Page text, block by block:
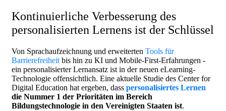
Kontinuierliche Verbesserung des
personalisierten Lernens ist der Schlüssel
Von Sprachaufzeichnung und erweiterten Tools für
Barrierefreiheit bis hin zu KI und Mobile-First-Erfahrungen -
ein personalisierter Lernansatz ist in der neuen eLearning-
Technologie offensichtlich. Eine aktuelle Studie des Center for
Digital Education hat ergeben, dass personalisiertes Lernen
die Nummer 1 der Prioritäten im Bereich
Bildungstechnologie in den Vereinigten Staaten ist.